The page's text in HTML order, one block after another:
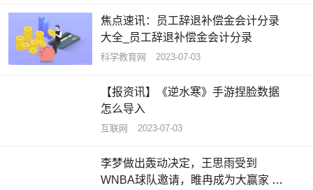
焦点速讯：员工辞退补偿金会计分录
大全_员工辞退补偿金会计分录
科学教育网 2023-07-03
【报资讯】《逆水寒》手游捏脸数据
怎么导入
互联网 2023-07-03
李梦做出轰动决定，王思雨受到
WNBA球队邀请，睢冉成为大赢家 天